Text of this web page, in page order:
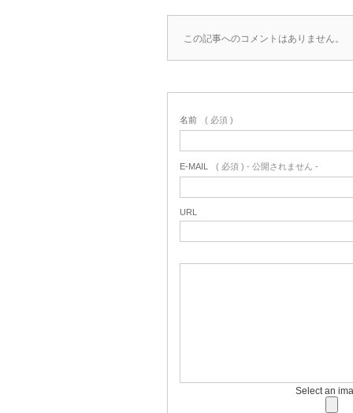
この記事へのコメントはありません。
名前 ( 必須 )
E-MAIL ( 必須 ) - 公開されません -
URL
Select an